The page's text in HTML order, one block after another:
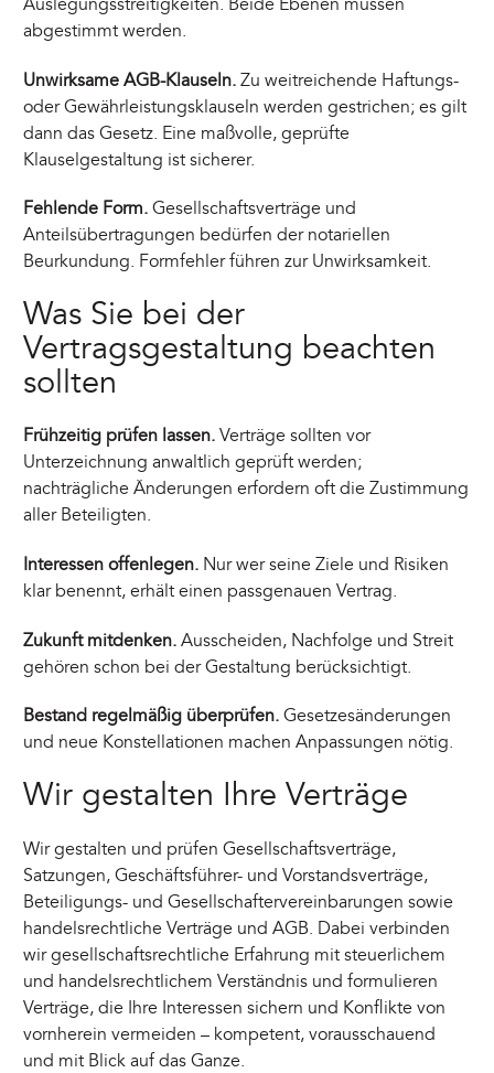
abgestimmt werden.
Unwirksame AGB-Klauseln. Zu weitreichende Haftungs-
oder Gewährleistungsklauseln werden gestrichen; es gilt
dann das Gesetz. Eine maßvolle, geprüfte
Klauselgestaltung ist sicherer.
Fehlende Form. Gesellschaftsverträge und
Anteilsübertragungen bedürfen der notariellen
Beurkundung. Formfehler führen zur Unwirksamkeit.
Was Sie bei der
Vertragsgestaltung beachten
sollten
Frühzeitig prüfen lassen. Verträge sollten vor
Unterzeichnung anwaltlich geprüft werden;
nachträgliche Änderungen erfordern oft die Zustimmung
aller Beteiligten.
Interessen offenlegen. Nur wer seine Ziele und Risiken
klar benennt, erhält einen passgenauen Vertrag.
Zukunft mitdenken. Ausscheiden, Nachfolge und Streit
gehören schon bei der Gestaltung berücksichtigt.
Bestand regelmäßig überprüfen. Gesetzesänderungen
und neue Konstellationen machen Anpassungen nötig.
Wir gestalten Ihre Verträge
Wir gestalten und prüfen Gesellschaftsverträge,
Satzungen, Geschäftsführer- und Vorstandsverträge,
Beteiligungs- und Gesellschaftervereinbarungen sowie
handelsrechtliche Verträge und AGB. Dabei verbinden
wir gesellschaftsrechtliche Erfahrung mit steuerlichem
und handelsrechtlichem Verständnis und formulieren
Verträge, die Ihre Interessen sichern und Konflikte von
vornherein vermeiden – kompetent, vorausschauend
und mit Blick auf das Ganze.